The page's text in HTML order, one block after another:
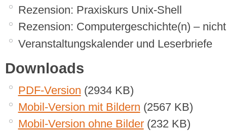
Rezension: Praxiskurs Unix-Shell
Rezension: Computergeschichte(n) –
Veranstaltungskalender und Leserbriefe
Downloads
PDF-Version (2934 KB)
Mobil-Version mit Bildern (2567 KB)
Mobil-Version ohne Bilder(232 KB)